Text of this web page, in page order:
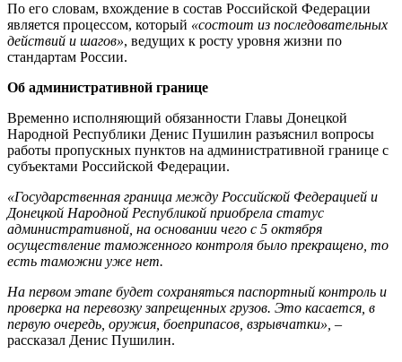
По его словам, вхождение в состав Российской Федерации
является процессом, который «состоит из последовательных
действий и шагов», ведущих к росту уровня жизни по
стандартам России.
Об административной границе
Временно исполняющий обязанности Главы Донецкой
Народной Республики Денис Пушилин разъяснил вопросы
работы пропускных пунктов на административной границе с
субъектами Российской Федерации.
«Государственная граница между Российской Федерацией и
Донецкой Народной Республикой приобрела статус
административной, на основании чего с 5 октября
осуществление таможенного контроля было прекращено, то
есть таможни уже нет.
На первом этапе будет сохраняться паспортный контроль и
проверка на перевозку запрещенных грузов. Это касается, в
первую очередь, оружия, боеприпасов, взрывчатки», –
рассказал Денис Пушилин.